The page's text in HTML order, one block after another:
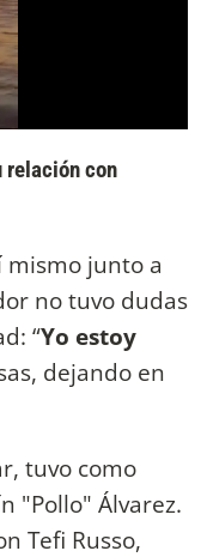
relación con
mismo junto a
no tuvo dudas
“Yo estoy
dejando en
tuvo como
"Pollo" Álvarez.
Tefi Russo,